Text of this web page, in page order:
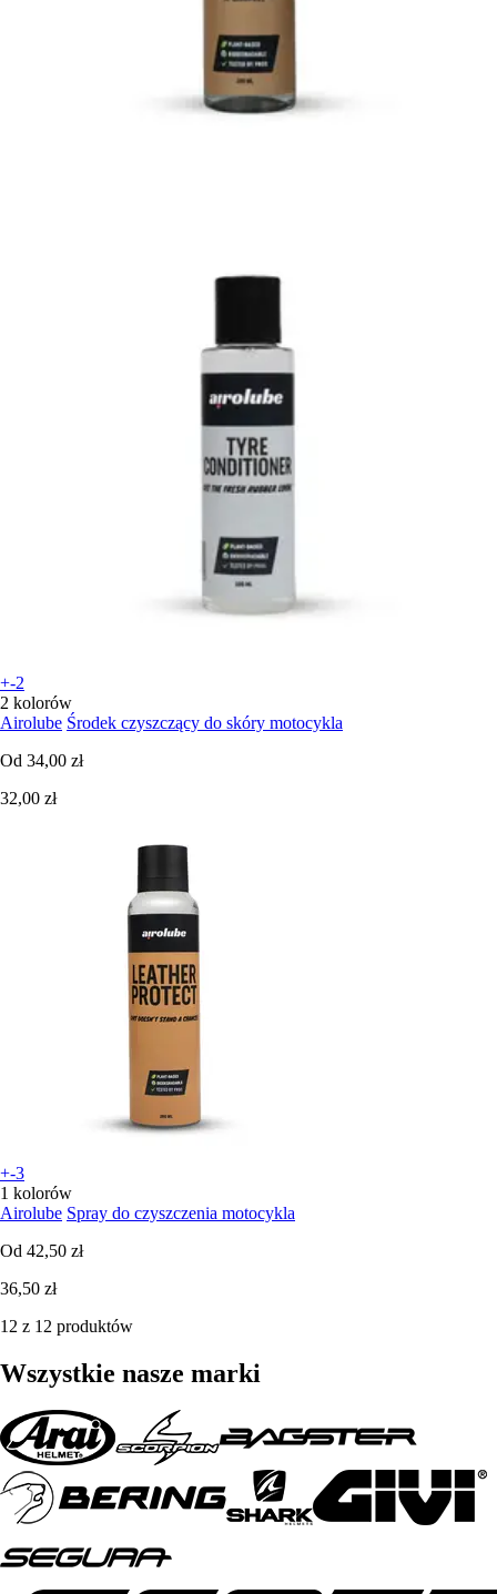
+-2
2 kolorów
Airolube Środek czyszczący do skóry motocykla
Od 34,00 zł
32,00 zł
+-3
1 kolorów
Airolube Spray do czyszczenia motocykla
Od 42,50 zł
36,50 zł
12 z 12 produktów
Wszystkie nasze marki